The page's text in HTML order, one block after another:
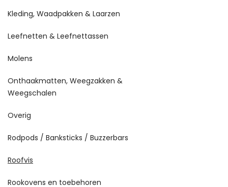
Kleding, Waadpakken & Laarzen
Leefnetten & Leefnettassen
Molens
Onthaakmatten, Weegzakken &
Weegschalen
Overig
Rodpods / Banksticks / Buzzerbars
Roofvis
Rookovens en toebehoren